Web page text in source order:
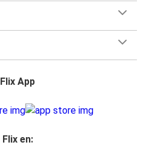
Flix App
Flix en: